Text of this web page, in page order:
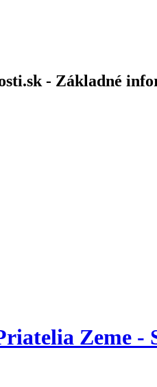
- Základné
Zeme -